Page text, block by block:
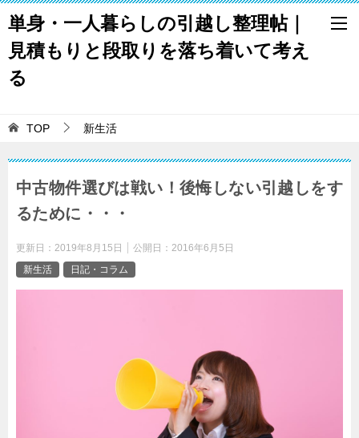
単身・一人暮らしの引越し整理帖｜
見積もりと段取りを落ち着いて考え
る
TOP 新生活
中古物件選びは戦い！後悔しない引越しをす
るために・・・
更新日： 2019年8月15日 公開日： 2016年6月5日
新生活
日記・コラム